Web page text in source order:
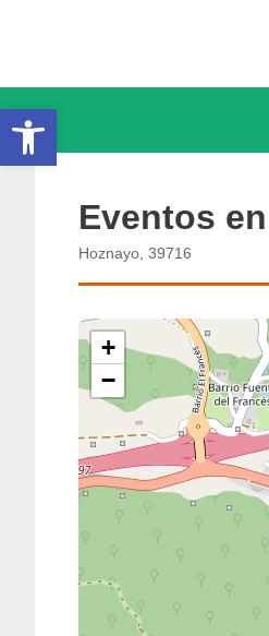
Abrir barra de herramientas
Eventos en
Hoznayo, 39716
+
−